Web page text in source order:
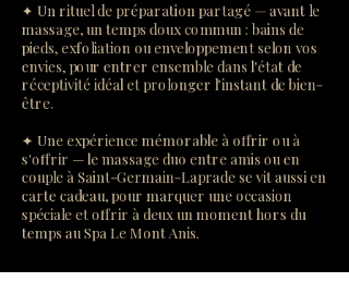
✦ Un rituel de préparation partagé — avant le
massage, un temps doux commun : bains de
pieds, exfoliation ou enveloppement selon vos
envies, pour entrer ensemble dans l'état de
réceptivité idéal et prolonger l'instant de bien-
être.
✦ Une expérience mémorable à offrir ou à
s'offrir — le massage duo entre amis ou en
couple à Saint-Germain-Laprade se vit aussi en
carte cadeau, pour marquer une occasion
spéciale et offrir à deux un moment hors du
temps au Spa Le Mont Anis.